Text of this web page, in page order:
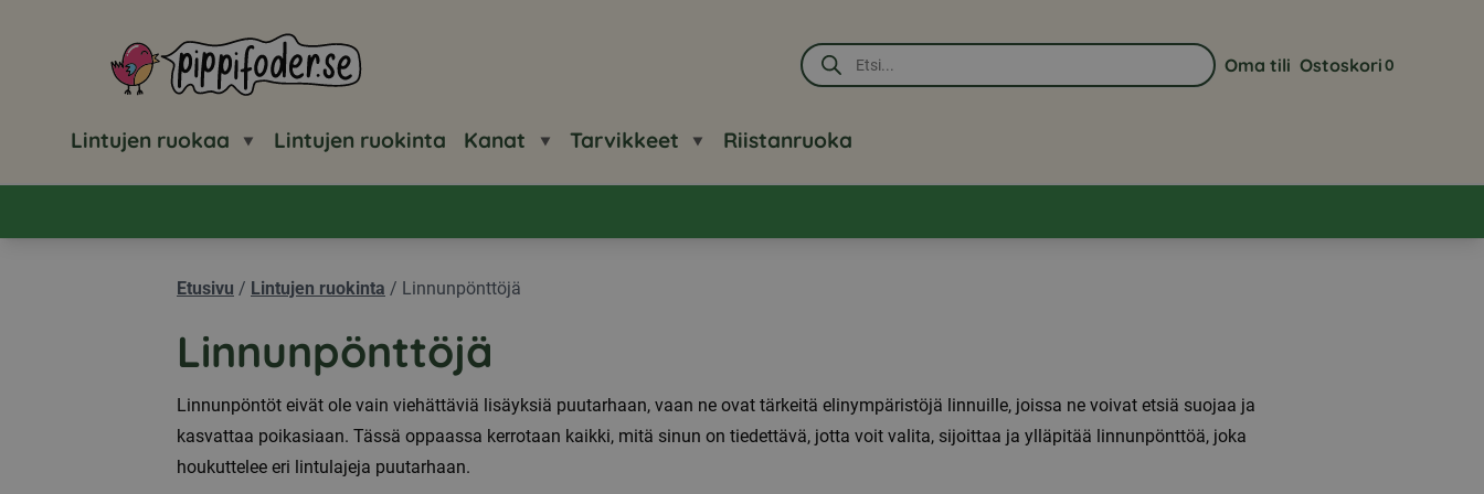
Pippifoder logo
Products
search
Siirry sivulle Oma tili
Oma tili
Näytä
Ostoskori0
Lintujen ruokaa Lintujen ruokinta Kanat Tarvikkeet Riistanruoka
Etusivu / Lintujen ruokinta / Linnunpönttöjä
Linnunpönttöjä
Linnunpöntöt eivät ole vain viehättäviä lisäyksiä puutarhaan, vaan ne ovat tärkeitä elinympäristöjä linnuille, joissa ne voivat etsiä suojaa ja
kasvattaa poikasiaan. Tässä oppaassa kerrotaan kaikki, mitä sinun on tiedettävä, jotta voit valita, sijoittaa ja ylläpitää linnunpönttöä, joka
houkuttelee eri lintulajeja puutarhaan.